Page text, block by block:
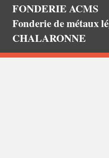
FONDERIE ACMS
Fonderie de métaux
CHALARONNE